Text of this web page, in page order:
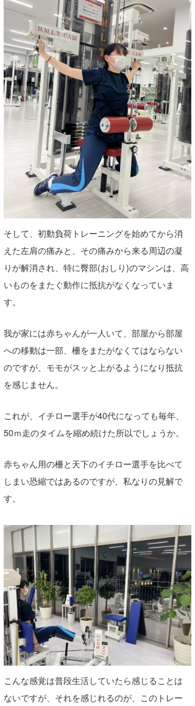
そして、初動負荷トレーニングを始めてから消
えた左肩の痛みと、その痛みから来る周辺の凝
りが解消され、特に臀部(おしり)のマシンは、高
いものをまたぐ動作に抵抗がなくなっていま
す。
我が家には赤ちゃんが一人いて、部屋から部屋
への移動は一部、柵をまたがなくてはならない
のですが、モモがスッと上がるようになり抵抗
を感じません。
これが、イチロー選手が40代になっても毎年、
50ｍ走のタイムを縮め続けた所以でしょうか。
赤ちゃん用の柵と天下のイチロー選手を比べて
しまい恐縮ではあるのですが、私なりの見解で
す。
こんな感覚は普段生活していたら感じることは
ないですが、それを感じれるのが、このトレー
chappy
Romisea